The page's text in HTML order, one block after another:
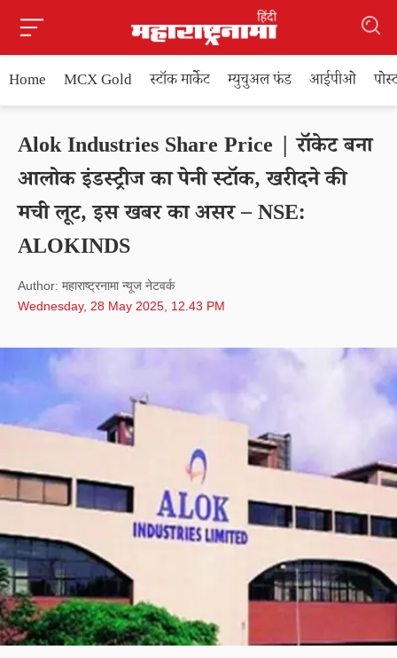
Home MCX Gold स्टॉक मार्केट म्युचुअल फंड आईपीओ
Alok Industries Share Price | रॉकेट बना
आलोक इंडस्ट्रीज का पेनी स्टॉक, खरीदने की
मची लूट, इस खबर का असर – NSE:
ALOKINDS
Author: महाराष्ट्रनामा न्यूज नेटवर्क
Wednesday, 28 May 2025, 12.43 PM